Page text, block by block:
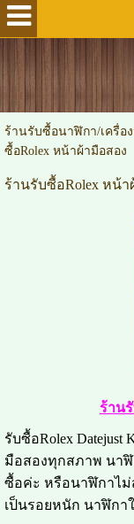
ร้านรับซื้อนาฬิกา/เครื่อ
ซื้อRolex หน้าผ้ามือสอง
ร้านรับซื้อRolex หน้า
ร้าน
รับซื้อRolex Datejust
มือสองทุกสภาพ นา
ซื้อค่ะ หรือนาฬิกาไ
เป็นรอยหนัก นาฬิก